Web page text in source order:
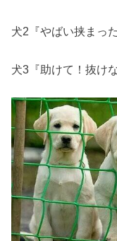
犬2『やばい挟まっ
犬3『助けて！抜け